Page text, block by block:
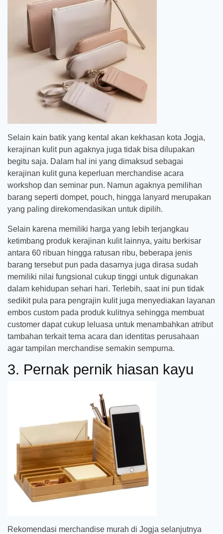
Selain kain batik yang kental akan kekhasan kota Jogja,
kerajinan kulit pun agaknya juga tidak bisa dilupakan
begitu saja. Dalam hal ini yang dimaksud sebagai
kerajinan kulit guna keperluan merchandise acara
workshop dan seminar pun. Namun agaknya pemilihan
barang seperti dompet, pouch, hingga lanyard merupakan
yang paling direkomendasikan untuk dipilih.
Selain karena memiliki harga yang lebih terjangkau
ketimbang produk kerajinan kulit lainnya, yaitu berkisar
antara 60 ribuan hingga ratusan ribu, beberapa jenis
barang tersebut pun pada dasarnya juga dirasa sudah
memiliki nilai fungsional cukup tinggi untuk digunakan
dalam kehidupan sehari hari. Terlebih, saat ini pun tidak
sedikit pula para pengrajin kulit juga menyediakan layanan
embos custom pada produk kulitnya sehingga membuat
customer dapat cukup leluasa untuk menambahkan atribut
tambahan terkait tema acara dan identitas perusahaan
agar tampilan merchandise semakin sempurna.
3. Pernak pernik hiasan kayu
Rekomendasi merchandise murah di Jogja selanjutnya